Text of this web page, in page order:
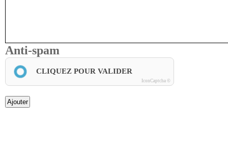
Anti-spam
CLIQUEZ POUR VALIDER
IconCaptcha ©